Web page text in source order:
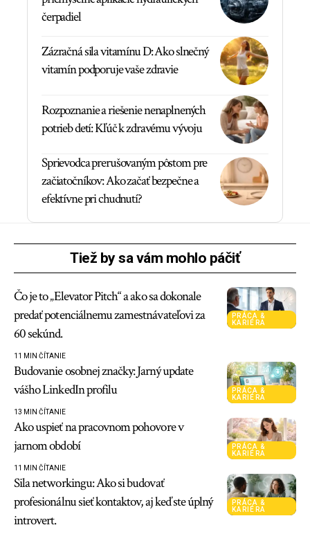
čerpadiel
Zázračná sila vitamínu D: Ako slnečný
vitamín podporuje vaše zdravie
Rozpoznanie a riešenie nenaplnených
potrieb detí: Kľúč k zdravému vývoju
Sprievodca prerušovaným pôstom pre
začiatočníkov: Ako začať bezpečne a
efektívne pri chudnutí?
Tiež by sa vám mohlo páčiť
PRÁCA &
KARIÉRA
Čo je to „Elevator Pitch“ a ako sa dokonale
predať potenciálnemu zamestnávateľovi za
60 sekúnd.
11 MIN ČÍTANIE
PRÁCA &
KARIÉRA
Budovanie osobnej značky: Jarný update
vášho LinkedIn profilu
13 MIN ČÍTANIE
PRÁCA &
KARIÉRA
Ako uspieť na pracovnom pohovore v
jarnom období
11 MIN ČÍTANIE
PRÁCA &
KARIÉRA
Sila networkingu: Ako si budovať
profesionálnu sieť kontaktov, aj keď ste úplný
introvert.